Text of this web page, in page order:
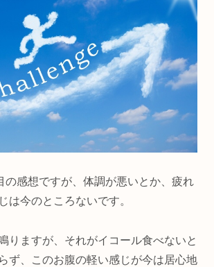
の感想ですが、体調が悪いとか、疲れ
は今のところないです。
りますが、それがイコール食べないと
ず、このお腹の軽い感じが今は居心地